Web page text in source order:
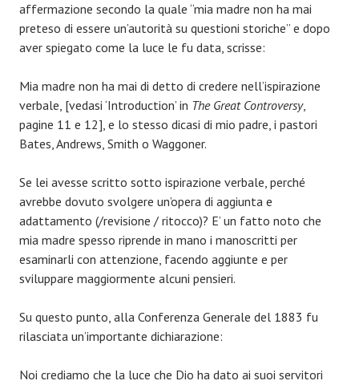
affermazione secondo la quale “mia madre non ha mai
preteso di essere un’autorità su questioni storiche” e dopo
aver spiegato come la luce le fu data, scrisse:
Mia madre non ha mai di detto di credere nell’ispirazione
verbale, [vedasi ‘Introduction’ in The Great Controversy,
pagine 11 e 12], e lo stesso dicasi di mio padre, i pastori
Bates, Andrews, Smith o Waggoner.
Se lei avesse scritto sotto ispirazione verbale, perché
avrebbe dovuto svolgere un’opera di aggiunta e
adattamento (/revisione / ritocco)? E’ un fatto noto che
mia madre spesso riprende in mano i manoscritti per
esaminarli con attenzione, facendo aggiunte e per
sviluppare maggiormente alcuni pensieri.
Su questo punto, alla Conferenza Generale del 1883 fu
rilasciata un’importante dichiarazione:
Noi crediamo che la luce che Dio ha dato ai suoi servitori